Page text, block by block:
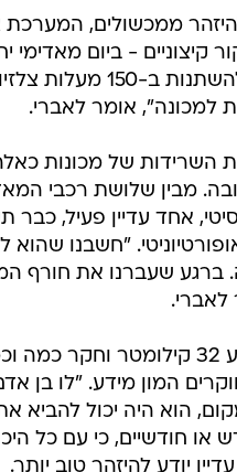
ממכשולים, המערכת
קיצוניים - ביום מאדימי
הטמפרטורה להשתנות ב-150
למכונה", אומר לאברי.
השרידות של מכונות
מבין שלושת רכבי
אחד עדיין פעיל, כבר
"חשבנו שהוא
ברגע שעברנו את חורף
לאברי.
אופורטוניטי נסע 32 קילומטר וחקר
המון מידע. "לו בן
הוא היה יכול להביא
או חודשיים, כי עם כל
יודע להיזהר טוב יותר.